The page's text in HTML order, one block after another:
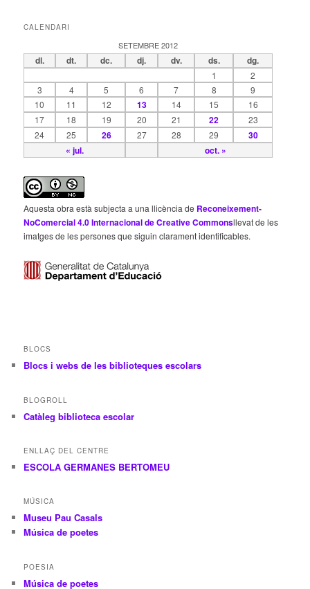
CALENDARI
SETEMBRE 2012
dl. dt. dc. dj. dv. ds. dg.
« jul. oct. »
1
2
3
4 5 6 7 8
9
10
11 12 13 14 15
16
17
18 19 20 21 22
23
24
25 26 27 28 29 30
Aquesta obra està subjecta a una llicència de Reconeixement-
NoComercial 4.0 Internacional de Creative Commonsllevat de les
imatges de les persones que siguin clarament identificables.
BLOCS
Blocs i webs de les biblioteques escolars
BLOGROLL
Catàleg biblioteca escolar
ENLLAÇ DEL CENTRE
ESCOLA GERMANES BERTOMEU
MÚSICA
Museu Pau Casals
Música de poetes
POESIA
Música de poetes